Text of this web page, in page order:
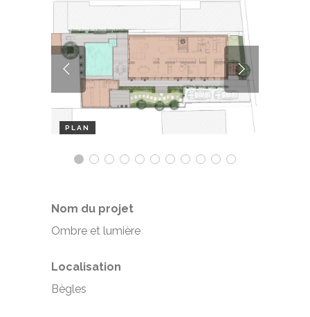
PLAN
Nom du projet
Ombre et lumière
Localisation
Bègles